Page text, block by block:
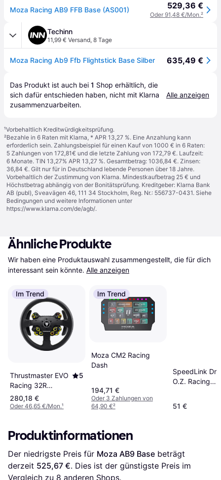
Moza Racing AB9 FFB Base (AS001) 529,36 €
Oder 91,48 €/Mon.²
Techinn
11,99 € Versand, 8 Tage
Moza Racing Ab9 Ffb Flightstick Base Silber 635,49 €
Das Produkt ist auch bei 1 Shop erhältlich, die
sich dafür entschieden haben, nicht mit Klarna
zusammenzuarbeiten.
Alle anzeigen
¹Vorbehaltlich Kreditwürdigkeitsprüfung.
²Bezahle in 6 Raten mit Klarna, * APR 13,27 %. Eine Anzahlung kann
erforderlich sein. Zahlungsbeispiel für einen Kauf von 1000 € in 6 Raten:
5 Zahlungen von 172,81€ und die letzte Zahlung von 172,79 €. Laufzeit:
6 Monate. TIN 13,27% APR 13,27 %. Gesamtbetrag: 1036,84 €. Zinsen:
36,84 €. Gilt nur für in Deutschland lebende Personen über 18 Jahre.
Vorbehaltlich der Zustimmung von Klarna. Mindestkaufbetrag 25 € und
Höchstbetrag abhängig von der Bonitätsprüfung. Kreditgeber: Klarna Bank
AB (publ), Sveavägen 46, 111 34 Stockholm, Reg. Nr.: 556737-0431. Siehe
Bedingungen und weitere Informationen unter
https://www.klarna.com/de/agb/.
Ähnliche Produkte
Wir haben eine Produktauswahl zusammengestellt, die für dich
interessant sein könnte. Alle anzeigen
Im Trend
Thrustmaster EVO
Racing 32R
Leather Lenkrad
5
280,18 €
Oder 46,65 €/Mon.¹
Im Trend
Moza CM2 Racing
Dash
194,71 €
Oder 3 Zahlungen von
64,90 €²
SpeedLink
O.Z. Racing
51 €
Produktinformationen
Der niedrigste Preis für Moza AB9 Base beträgt
derzeit 525,67 €. Dies ist der günstigste Preis im
Vergleich zu 8 anderen Shops.